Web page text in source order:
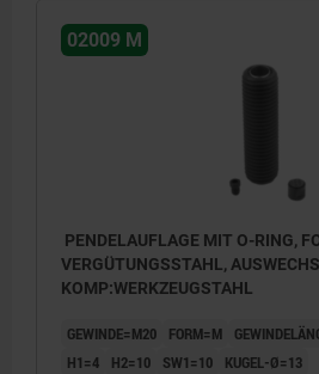
02009 M
PENDELAUFLAGE MIT O-RING,
VERGÜTUNGSSTAHL,
KOMP:WERKZEUGSTAHL
GEWINDE=M20 FORM=M
H1=4
H2=10 SW1=10
KUGEL-Ø=13